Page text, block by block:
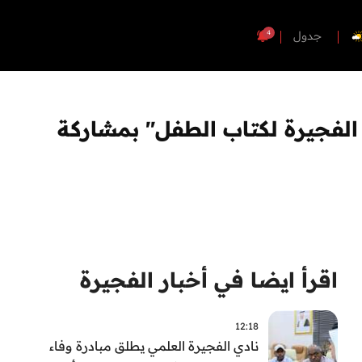
جدول 4
لكتاب الطفل" بمشاركة
اقرأ ايضا في أخبار الفجيرة
12:18
نادي الفجيرة العلمي يطلق مبادرة وفاء